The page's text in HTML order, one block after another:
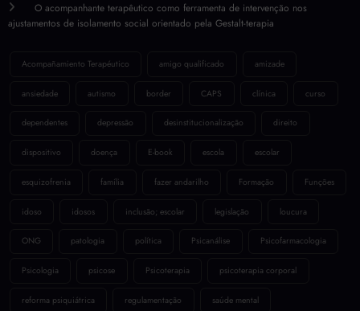
O acompanhante terapêutico como ferramenta de intervenção nos
ajustamentos de isolamento social orientado pela Gestalt-terapia
Acompañamiento Terapéutico amigo qualificado amizade
ansiedade autismo border CAPS clínica curso
dependentes depressão desinstitucionalização direito
dispositivo doença E-book escola escolar
esquizofrenia família fazer andarilho Formação Funções
idoso idosos inclusão; escolar legislação loucura
ONG patologia política Psicanálise Psicofarmacologia
Psicologia psicose Psicoterapia psicoterapia corporal
reforma psiquiátrica regulamentação saúde mental